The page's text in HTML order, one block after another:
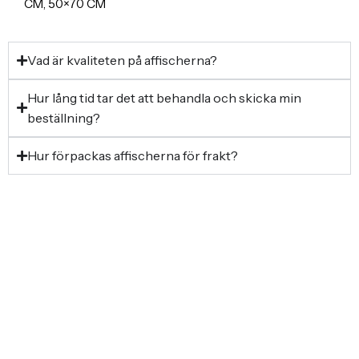
CM, 50×70 CM
Vad är kvaliteten på affischerna?
Hur lång tid tar det att behandla och skicka min
beställning?
Hur förpackas affischerna för frakt?